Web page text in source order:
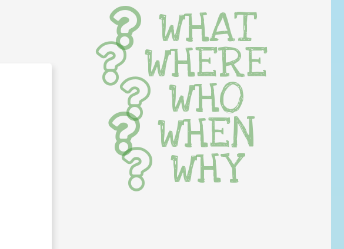
WHAT
WHERE
WHO
WHEN
WHY